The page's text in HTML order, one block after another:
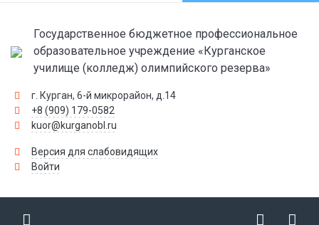
Государственное бюджетное профессиональное
образовательное учреждение «Курганское
училище (колледж) олимпийского резерва»
г. Курган, 6-й микрорайон, д.14
+8 (909) 179-0582
kuor@kurganobl.ru
Версия для слабовидящих
Войти